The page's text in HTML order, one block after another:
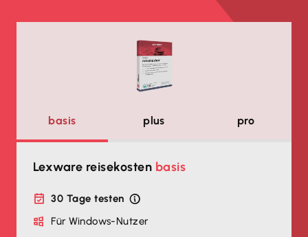
basis plus pro
Lexware reisekosten basis
30 Tage testen
Für Windows-Nutzer